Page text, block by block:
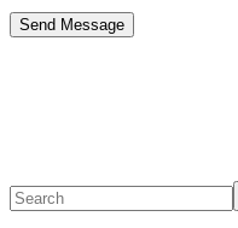
Send Message
Search